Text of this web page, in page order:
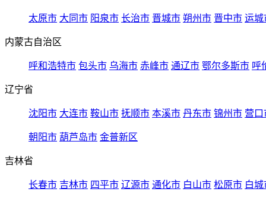
太原市 大同市 阳泉市 长治市 晋城市 朔州市 晋中市 运城
内蒙古自治区
呼和浩特市 包头市 乌海市 赤峰市 通辽市 鄂尔多斯市 呼
辽宁省
沈阳市 大连市 鞍山市 抚顺市 本溪市 丹东市 锦州市 营口
朝阳市 葫芦岛市 金普新区
吉林省
长春市 吉林市 四平市 辽源市 通化市 白山市 松原市 白城